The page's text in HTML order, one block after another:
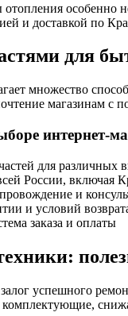
особенно
и доставкой по
для
множество
магазинам с
интернет-
для различных
России, включая
и
и условий
заказа и оплаты
успешного